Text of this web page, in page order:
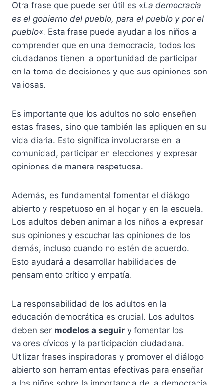
Otra frase que puede ser útil es «La democracia
es el gobierno del pueblo, para el pueblo y por el
pueblo«. Esta frase puede ayudar a los niños a
comprender que en una democracia, todos los
ciudadanos tienen la oportunidad de participar
en la toma de decisiones y que sus opiniones son
valiosas.
Es importante que los adultos no solo enseñen
estas frases, sino que también las apliquen en su
vida diaria. Esto significa involucrarse en la
comunidad, participar en elecciones y expresar
opiniones de manera respetuosa.
Además, es fundamental fomentar el diálogo
abierto y respetuoso en el hogar y en la escuela.
Los adultos deben animar a los niños a expresar
sus opiniones y escuchar las opiniones de los
demás, incluso cuando no estén de acuerdo.
Esto ayudará a desarrollar habilidades de
pensamiento crítico y empatía.
La responsabilidad de los adultos en la
educación democrática es crucial. Los adultos
deben ser modelos a seguir y fomentar los
valores cívicos y la participación ciudadana.
Utilizar frases inspiradoras y promover el diálogo
abierto son herramientas efectivas para enseñar